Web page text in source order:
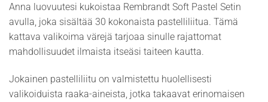
Anna luovuutesi kukoistaa Rembrandt Soft Pastel Setin
avulla, joka sisältää 30 kokonaista pastelliliitua. Tämä
kattava valikoima värejä tarjoaa sinulle rajattomat
mahdollisuudet ilmaista itseäsi taiteen kautta.
Jokainen pastelliliitu on valmistettu huolellisesti
valikoiduista raaka-aineista, jotka takaavat erinomaisen